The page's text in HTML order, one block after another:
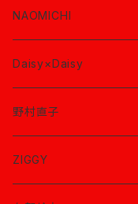
NAOMICHI
Daisy×Daisy
野村直子
ZIGGY